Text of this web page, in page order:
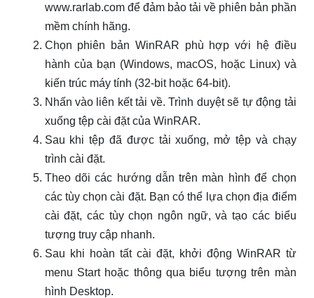
www.rarlab.com để đảm bảo tải về phiên bản phần
mềm chính hãng.
Chọn phiên bản WinRAR phù hợp với hệ điều
hành của bạn (Windows, macOS, hoặc Linux) và
kiến trúc máy tính (32-bit hoặc 64-bit).
Nhấn vào liên kết tải về. Trình duyệt sẽ tự động tải
xuống tệp cài đặt của WinRAR.
Sau khi tệp đã được tải xuống, mở tệp và chạy
trình cài đặt.
Theo dõi các hướng dẫn trên màn hình để chọn
các tùy chọn cài đặt. Bạn có thể lựa chọn địa điểm
cài đặt, các tùy chọn ngôn ngữ, và tạo các biểu
tượng truy cập nhanh.
Sau khi hoàn tất cài đặt, khởi động WinRAR từ
menu Start hoặc thông qua biểu tượng trên màn
hình Desktop.